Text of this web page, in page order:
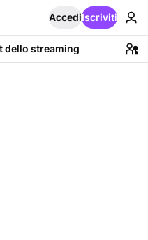
AccediIscriviti
dello streaming